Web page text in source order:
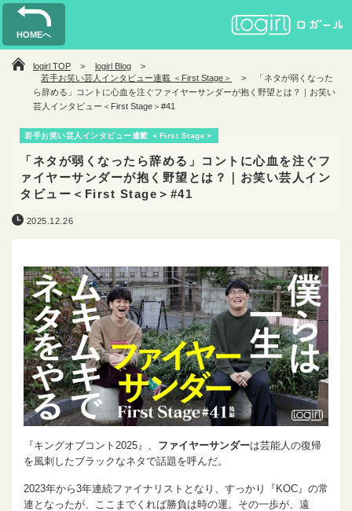
HOMEへ
logirl TOP
logirl Blog
若手お笑い芸人インタビュー連載 ＜First Stage＞
「ネタが弱くなった
ら辞める」コントに心血を注ぐファイヤーサンダーが抱く野望とは？｜お笑い
芸人インタビュー＜First Stage＞#41
「ネタが弱くなったら辞める」コントに心血を注ぐフ
ァイヤーサンダーが抱く野望とは？｜お笑い芸人イン
タビュー＜First Stage＞#41
若手お笑い芸人インタビュー連載 ＜First Stage＞
2025.12.26
『キングオブコント2025』、 ファイヤーサンダーは芸能人の復帰
を風刺したブラックなネタで話題を呼んだ。
2023年から3年連続ファイナリストとなり、すっかり『KOC』の常
連となったが、ここまでくれば勝負は時の運。その一歩が、遠